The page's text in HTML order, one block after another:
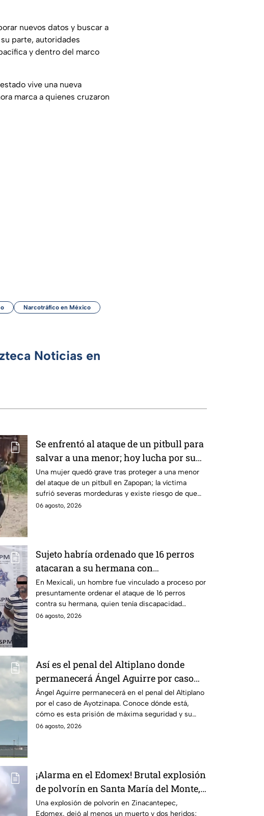
nuevos datos y buscar a
parte, autoridades
y dentro del marco
vive una nueva
marca a quienes cruzaron
Narcotráfico en México
Noticias en
Se enfrentó al ataque de un pitbull para
salvar a una menor; hoy lucha por su
vida en Zapopan
Una mujer quedó grave tras proteger a una menor
del ataque de un pitbull en Zapopan; la víctima
sufrió severas mordeduras y existe riesgo de que
pierda un brazo.
06 agosto, 2026
Sujeto habría ordenado que 16 perros
atacaran a su hermana con
discapacidad en Mexicali, BC
En Mexicali, un hombre fue vinculado a proceso por
presuntamente ordenar el ataque de 16 perros
contra su hermana, quien tenía discapacidad
auditiva.
06 agosto, 2026
Así es el penal del Altiplano donde
permanecerá Ángel Aguirre por caso
Ayotzinapa
Ángel Aguirre permanecerá en el penal del Altiplano
por el caso de Ayotzinapa. Conoce dónde está,
cómo es esta prisión de máxima seguridad y su
historia.
06 agosto, 2026
¡Alarma en el Edomex! Brutal explosión
de polvorín en Santa María del Monte,
Zinacantepec; reportan al menos un
Una explosión de polvorín en Zinacantepec,
Edomex, dejó al menos un muerto y dos heridos;